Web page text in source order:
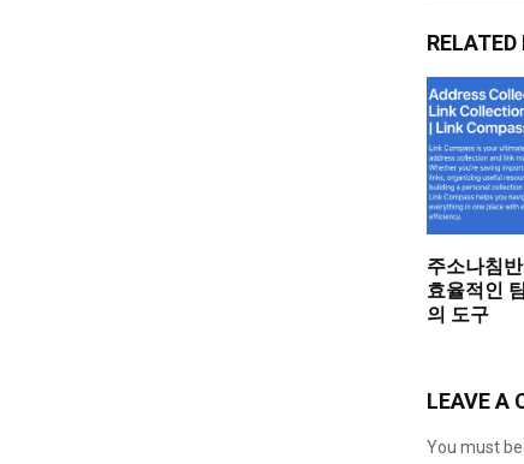
주소나침
효율적인
의 도구
LEAVE A
You must be